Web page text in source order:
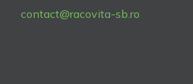
contact@racovita-sb.ro